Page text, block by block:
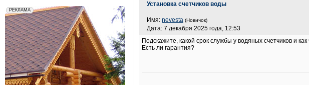
Установка счетчиков воды
Имя: nevesta (Новичок)
Дата: 7 декабря 2025 года, 12:53
Подскажите, какой срок службы у водяных счетчиков и
Есть ли гарантия?